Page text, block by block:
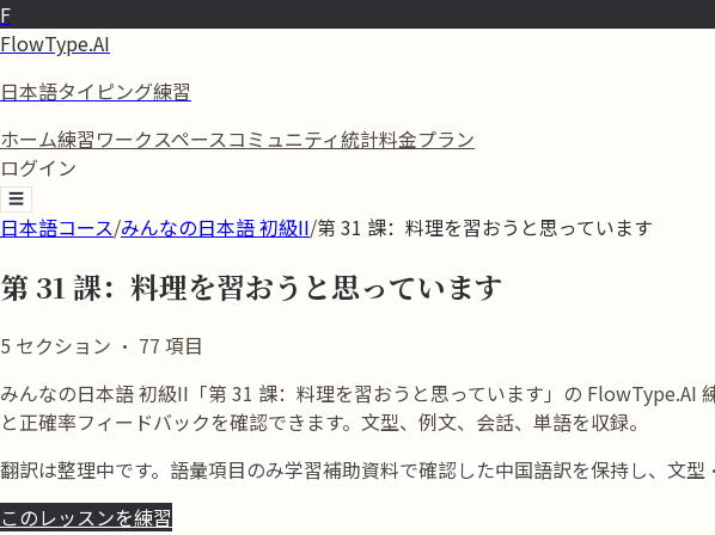
F
FlowType.AI
日本語タイピング練習
ホーム練習ワークスペースコミュニティ統計料金プラン
ログイン
☰
日本語コース/みんなの日本語 初級II/第 31 課：料理を習おうと思っています
第 31 課：料理を習おうと思っています
5 セクション · 77 項目
みんなの日本語 初級II「第 31 課：料理を習おうと思っています」の
と正確率フィードバックを確認できます。文型、例文、会話、単語を収録。
翻訳は整理中です。語彙項目のみ学習補助資料で確認した中国語訳を保持し、文
このレッスンを練習